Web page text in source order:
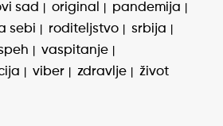
sad original
pandemija
sebi roditeljstvo
srbija
vaspitanje
viber zdravlje život